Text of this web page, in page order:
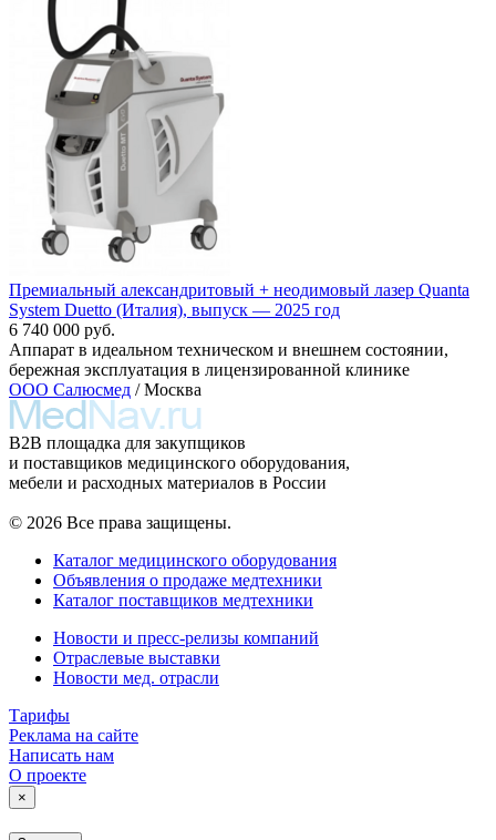
Премиальный александритовый + неодимовый лазер Quanta
System Duetto (Италия), выпуск — 2025 год
6 740 000 руб.
Аппарат в идеальном техническом и внешнем состоянии,
бережная эксплуатация в лицензированной клинике
ООО Салюсмед / Москва
B2B площадка для закупщиков
и поставщиков медицинского оборудования,
мебели и расходных материалов в России
© 2026 Все права защищены.
Каталог медицинского оборудования
Объявления о продаже медтехники
Каталог поставщиков медтехники
Новости и пресс-релизы компаний
Отраслевые выставки
Новости мед. отрасли
Тарифы
Реклама на сайте
Написать нам
О проекте
×